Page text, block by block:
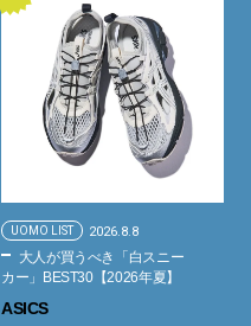
UOMO LIST 2026.8.8
大人が買うべき「白スニー
カー」BEST30【2026年夏】
ASICS